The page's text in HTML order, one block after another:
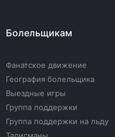
Болельщикам
Фанатское движение
География болельщика
Выездные игры
Группа поддержки
Группа поддержки на льду